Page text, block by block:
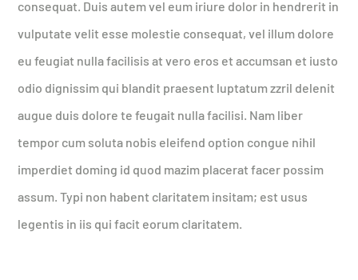
consequat. Duis autem vel eum iriure dolor in hendrerit in
vulputate velit esse molestie consequat, vel illum dolore
eu feugiat nulla facilisis at vero eros et accumsan et iusto
odio dignissim qui blandit praesent luptatum zzril delenit
augue duis dolore te feugait nulla facilisi. Nam liber
tempor cum soluta nobis eleifend option congue nihil
imperdiet doming id quod mazim placerat facer possim
assum. Typi non habent claritatem insitam; est usus
legentis in iis qui facit eorum claritatem.